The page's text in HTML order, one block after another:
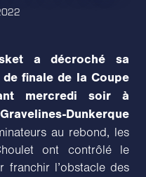
a décroché sa
finale de la Coupe
mercredi soir à
Dunkerque
au rebond, les
ont contrôlé le
l’obstacle des